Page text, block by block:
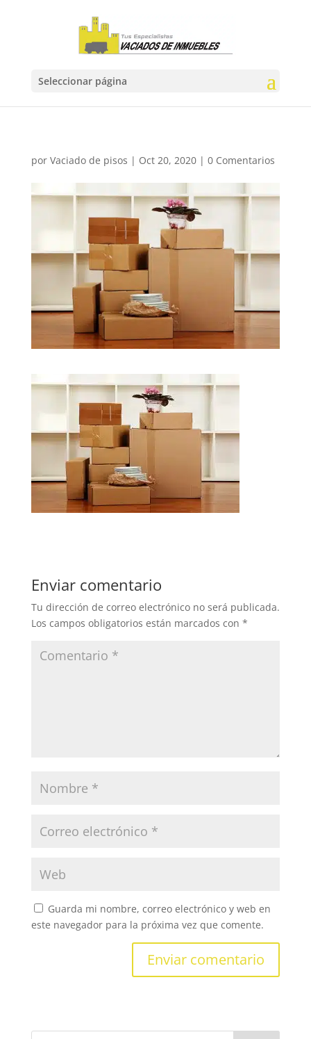
Seleccionar página
por Vaciado de pisos | Oct 20, 2020| 0 Comentarios
Enviar comentario
Tu dirección de correo electrónico no será publicada.
Los campos obligatorios están marcados con *
Guarda mi nombre, correo electrónico y web en
este navegador para la próxima vez que comente.